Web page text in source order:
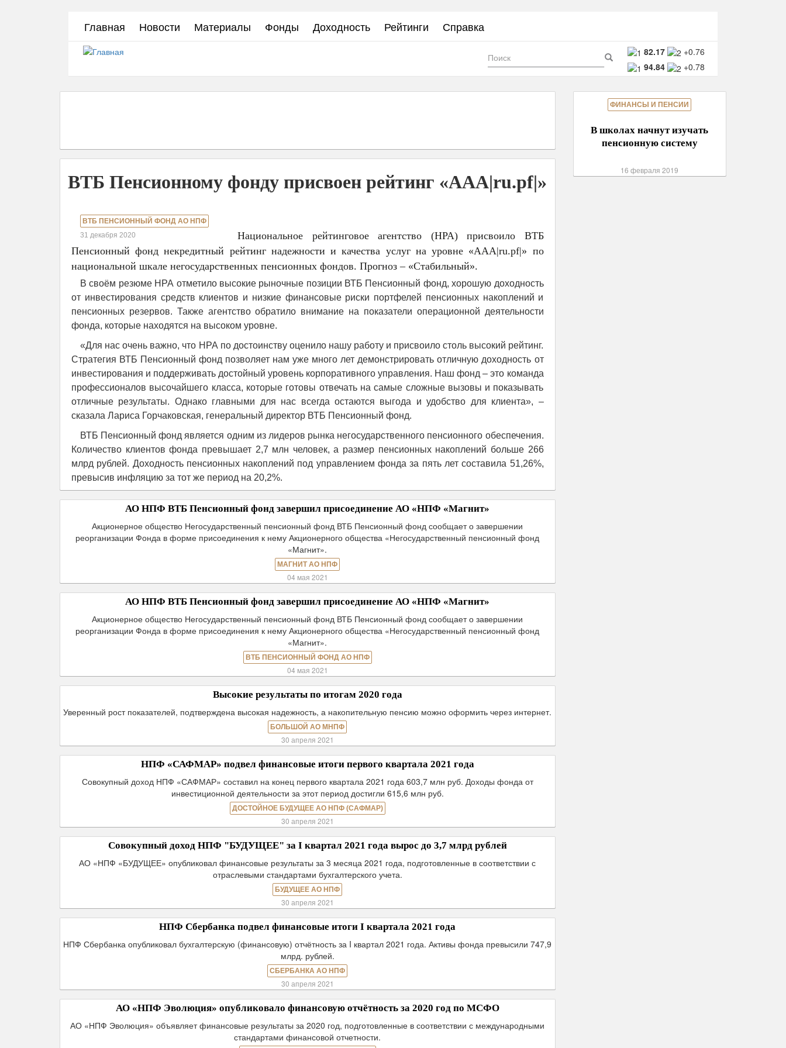
Главная Новости Материалы Фонды Доходность Рейтинги Справка
82.17
+0.76
94.84
+0.78
Форма
поиска Поиск
ВТБ Пенсионному фонду присвоен рейтинг «ААА|ru.pf|»
ВТБ ПЕНСИОННЫЙ ФОНД АО НПФ
31 декабря 2020
Национальное рейтинговое агентство (НРА) присвоило ВТБ
Пенсионный фонд некредитный рейтинг надежности и качества услуг на уровне «ААА|ru.pf|» по
национальной шкале негосударственных пенсионных фондов. Прогноз – «Стабильный».
В своём резюме НРА отметило высокие рыночные позиции ВТБ Пенсионный фонд, хорошую доходность
от инвестирования средств клиентов и низкие финансовые риски портфелей пенсионных накоплений и
пенсионных резервов. Также агентство обратило внимание на показатели операционной деятельности
фонда, которые находятся на высоком уровне.
«Для нас очень важно, что НРА по достоинству оценило нашу работу и присвоило столь высокий рейтинг.
Стратегия ВТБ Пенсионный фонд позволяет нам уже много лет демонстрировать отличную доходность от
инвестирования и поддерживать достойный уровень корпоративного управления. Наш фонд – это команда
профессионалов высочайшего класса, которые готовы отвечать на самые сложные вызовы и показывать
отличные результаты. Однако главными для нас всегда остаются выгода и удобство для клиента», –
сказала Лариса Горчаковская, генеральный директор ВТБ Пенсионный фонд.
ВТБ Пенсионный фонд является одним из лидеров рынка негосударственного пенсионного обеспечения.
Количество клиентов фонда превышает 2,7 млн человек, а размер пенсионных накоплений больше 266
млрд рублей. Доходность пенсионных накоплений под управлением фонда за пять лет составила 51,26%,
превысив инфляцию за тот же период на 20,2%.
АО НПФ ВТБ Пенсионный фонд завершил присоединение АО «НПФ «Магнит»
Акционерное общество Негосударственный пенсионный фонд ВТБ Пенсионный фонд сообщает о завершении
реорганизации Фонда в форме присоединения к нему Акционерного общества «Негосударственный пенсионный фонд
«Магнит».
МАГНИТ АО НПФ
04 мая 2021
АО НПФ ВТБ Пенсионный фонд завершил присоединение АО «НПФ «Магнит»
Акционерное общество Негосударственный пенсионный фонд ВТБ Пенсионный фонд сообщает о завершении
реорганизации Фонда в форме присоединения к нему Акционерного общества «Негосударственный пенсионный фонд
«Магнит».
ВТБ ПЕНСИОННЫЙ ФОНД АО НПФ
04 мая 2021
Высокие результаты по итогам 2020 года
Уверенный рост показателей, подтверждена высокая надежность, а накопительную пенсию можно оформить через интернет.
БОЛЬШОЙ АО МНПФ
30 апреля 2021
НПФ «САФМАР» подвел финансовые итоги первого квартала 2021 года
Совокупный доход НПФ «САФМАР» составил на конец первого квартала 2021 года 603,7 млн руб. Доходы фонда от
инвестиционной деятельности за этот период достигли 615,6 млн руб.
ДОСТОЙНОЕ БУДУЩЕЕ АО НПФ (САФМАР)
30 апреля 2021
Совокупный доход НПФ "БУДУЩЕЕ" за I квартал 2021 года вырос до 3,7 млрд рублей
АО «НПФ «БУДУЩЕЕ» опубликовал финансовые результаты за 3 месяца 2021 года, подготовленные в соответствии с
отраслевыми стандартами бухгалтерского учета.
БУДУЩЕЕ АО НПФ
30 апреля 2021
НПФ Сбербанка подвел финансовые итоги I квартала 2021 года
НПФ Сбербанка опубликовал бухгалтерскую (финансовую) отчётность за I квартал 2021 года. Активы фонда превысили 747,9
млрд. рублей.
СБЕРБАНКА АО НПФ
30 апреля 2021
АО «НПФ Эволюция» опубликовало финансовую отчётность за 2020 год по МСФО
АО «НПФ Эволюция» объявляет финансовые результаты за 2020 год, подготовленные в соответствии с международными
стандартами финансовой отчетности.
ФИНАНСЫ И ПЕНСИИ
В школах начнут изучать
пенсионную систему
16 февраля 2019